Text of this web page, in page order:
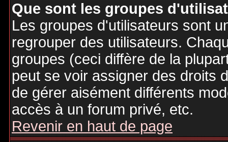
Que sont les groupes
Les groupes d'utilisateurs sont
regrouper des utilisateurs.
groupes (ceci diffère de la
peut se voir assigner des droits
de gérer aisément différents
accès à un forum privé, etc.
Revenir en haut de page